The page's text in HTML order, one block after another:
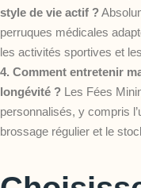
style de vie actif ?
perruques médicales
les activités sportives et
4. Comment entretenir
longévité ? Les Fées
personnalisés, y compris
brossage régulier et le